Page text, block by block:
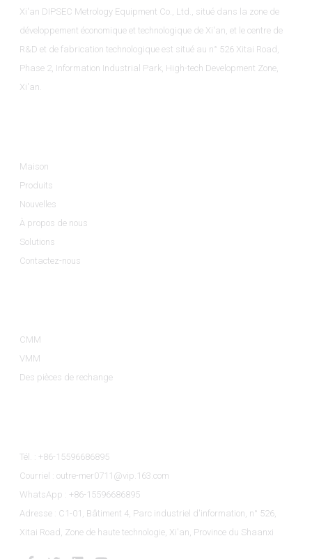
Xi'an DIPSEC Metrology Equipment Co., Ltd., situé dans la zone de
développement économique et technologique de Xi'an, et le centre de
R&D et de fabrication technologique est situé au n° 526 Xitai Road,
Phase 2, Information Industrial Park, High-tech Development Zone,
Xi'an.
Maison
Produits
Nouvelles
À propos de nous
Solutions
Contactez-nous
CMM
VMM
Des pièces de rechange
Tél. : +86-15596686895
Courriel : outre-mer0711@vip.163.com
WhatsApp : +86-15596686895
Adresse : C1-01, Bâtiment 4, Parc industriel d'information, n° 526,
Xitai Road, Zone de haute technologie, Xi'an, Province du Shaanxi